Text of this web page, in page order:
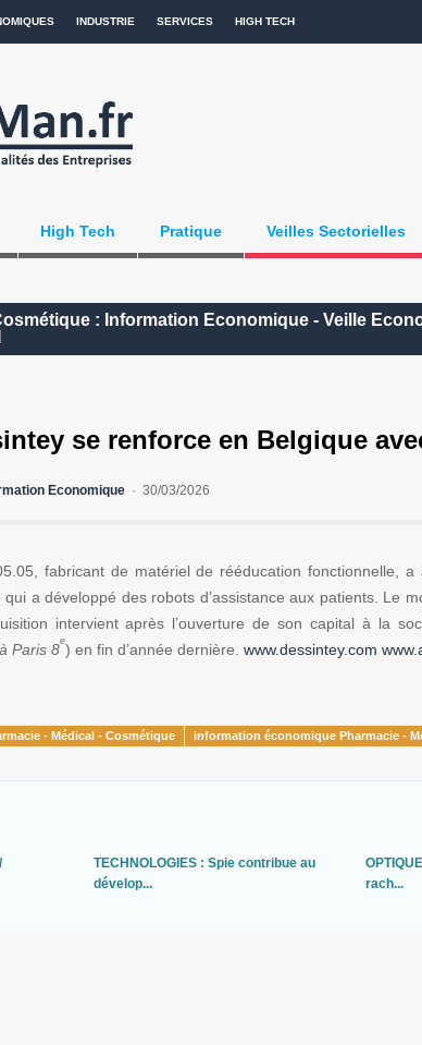
INDUSTRIE SERVICES HIGH TECH
High Tech Pratique Veilles Sectorielles
: Information Economique - Veille
se renforce en Belgique
Economique 30/03/2026
fabricant de matériel de rééducation fonctionnelle, a
qui a développé des robots d’assistance aux patients. Le
intervient après l’ouverture de son capital à la
Paris 8e) en fin d’année dernière. www.dessintey.com
- Médical - Cosmétique information économique Pharmacie -
TECHNOLOGIES : Spie contribue au
dévelop...
rach...